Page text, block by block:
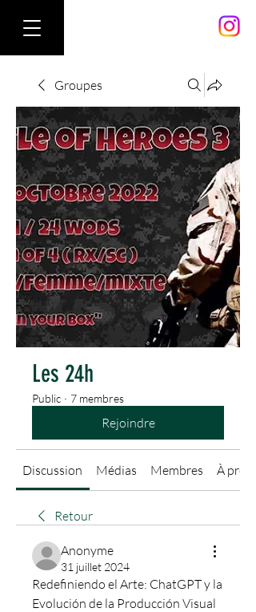
Groupes
Les 24h
Public · 7 membres
Rejoindre
Discussion Médias Membres À
Retour
Anonyme
31 juillet 2024
Redefiniendo el Arte: ChatGPT y la
Evolución de la Producción Visual